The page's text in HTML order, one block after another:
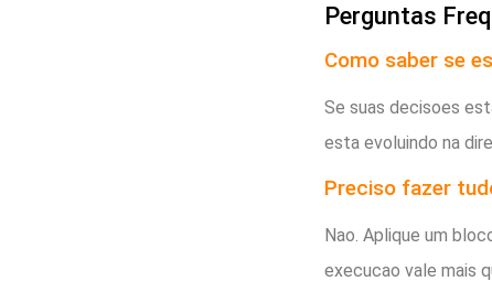
Perguntas
Como saber se
Se suas decisoes
esta evoluindo na
Preciso fazer
Nao. Aplique um
execucao vale mais